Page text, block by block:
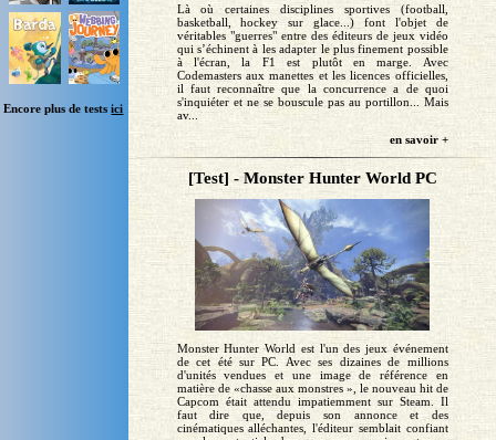
Encore plus de testsici
Là où certaines disciplines sportives (football,
basketball, hockey sur glace...) font l'objet de
véritables "guerres" entre des éditeurs de jeux vidéo
qui s’échinent à les adapter le plus finement possible
à l'écran, la F1 est plutôt en marge. Avec
Codemasters aux manettes et les licences officielles,
il faut reconnaître que la concurrence a de quoi
s'inquiéter et ne se bouscule pas au portillon... Mais
av...
en savoir +
[Test] - Monster Hunter World PC
Monster Hunter World est l'un des jeux événement
de cet été sur PC. Avec ses dizaines de millions
d'unités vendues et une image de référence en
matière de «chasse aux monstres », le nouveau hit de
Capcom était attendu impatiemment sur Steam. Il
faut dire que, depuis son annonce et des
cinématiques alléchantes, l'éditeur semblait confiant